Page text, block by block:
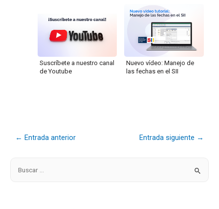
Suscríbete a nuestro canal
de Youtube
Nuevo vídeo: Manejo de
las fechas en el SII
← Entrada anterior Entrada siguiente →